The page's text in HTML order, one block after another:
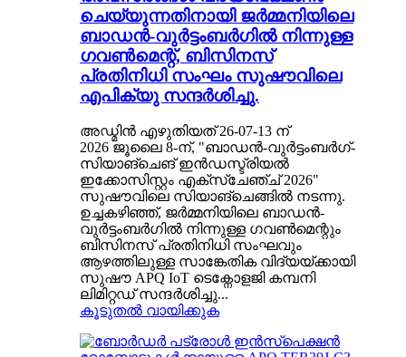
ചെയ്യുന്നതിനായി ജർമ്മനിയിലെ
ബാഡൻ-വുർട്ടംബർഗിൽ നിന്നുള്ള
ഗവൺമെന്റ്, ബിസിനസ്
പ്രതിനിധി സംഘം സുഷൗവിലെ
എപിക്യു സന്ദർശിച്ചു.
അഡ്മിൻ എഴുതിയത് 26-07-13 ന്
2026 ജൂലൈ 8-ന്, "ബാഡൻ-വുർട്ടംബർഗ്-
സിയാങ്‌ചെങ് ഇൻഡസ്ട്രിയൽ
ഇക്കോസിസ്റ്റം എക്സ്ചേഞ്ച് 2026"
സുഷൗവിലെ സിയാങ്‌ചെങ്ങിൽ നടന്നു.
ഉച്ചകഴിഞ്ഞ്, ജർമ്മനിയിലെ ബാഡൻ-
വുർട്ടംബർഗിൽ നിന്നുള്ള ഗവൺമെന്റും
ബിസിനസ് പ്രതിനിധി സംഘവും
ആഴത്തിലുള്ള സാങ്കേതിക വിദ്യയ്ക്കായി
സുഷൗ APQ IoT ടെക്നോളജി കമ്പനി
ലിമിറ്റഡ് സന്ദർശിച്ചു...
കൂടുതൽ വായിക്കുക